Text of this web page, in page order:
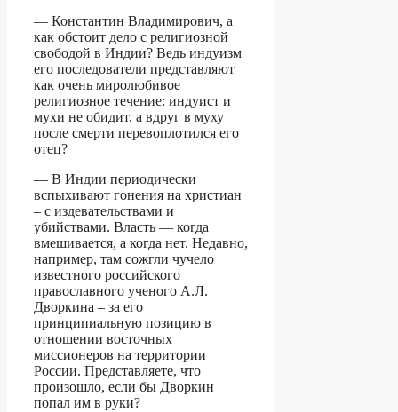
— Константин Владимирович, а
как обстоит дело с религиозной
свободой в Индии? Ведь индуизм
его последователи представляют
как очень миролюбивое
религиозное течение: индуист и
мухи не обидит, а вдруг в муху
после смерти перевоплотился его
отец?
— В Индии периодически
вспыхивают гонения на христиан
– с издевательствами и
убийствами. Власть — когда
вмешивается, а когда нет. Недавно,
например, там сожгли чучело
известного российского
православного ученого А.Л.
Дворкина – за его
принципиальную позицию в
отношении восточных
миссионеров на территории
России. Представляете, что
произошло, если бы Дворкин
попал им в руки?